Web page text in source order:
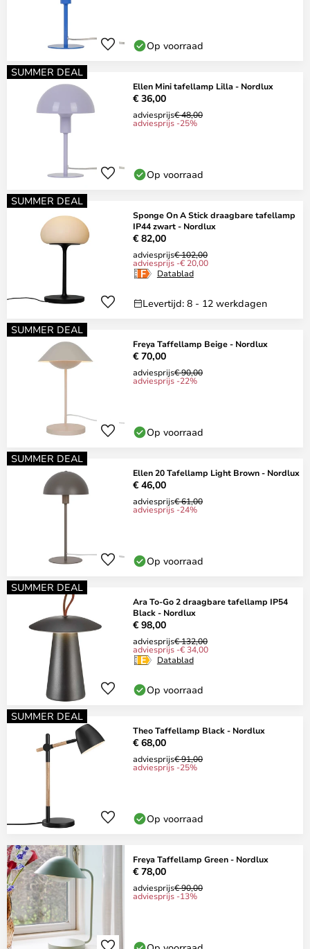
Op voorraad
SUMMER DEAL
Ellen Mini tafellamp Lilla - Nordlux
€ 36,00
adviesprijs€ 48,00
adviesprijs -25%
Op voorraad
SUMMER DEAL
Sponge On A Stick draagbare tafellamp
IP44 zwart - Nordlux
€ 82,00
adviesprijs€ 102,00
adviesprijs -€ 20,00
Datablad
Levertijd: 8 - 12 werkdagen
SUMMER DEAL
Freya Taffellamp Beige - Nordlux
€ 70,00
adviesprijs€ 90,00
adviesprijs -22%
Op voorraad
SUMMER DEAL
Ellen 20 Tafellamp Light Brown - Nordlux
€ 46,00
adviesprijs€ 61,00
adviesprijs -24%
Op voorraad
SUMMER DEAL
Ara To-Go 2 draagbare tafellamp IP54
Black - Nordlux
€ 98,00
adviesprijs€ 132,00
adviesprijs -€ 34,00
Datablad
Op voorraad
SUMMER DEAL
Theo Taffellamp Black - Nordlux
€ 68,00
adviesprijs€ 91,00
adviesprijs -25%
Op voorraad
Freya Taffellamp Green - Nordlux
€ 78,00
adviesprijs€ 90,00
adviesprijs -13%